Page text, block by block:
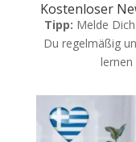
Kostenloser
Tipp: Melde
Du regelmäßig